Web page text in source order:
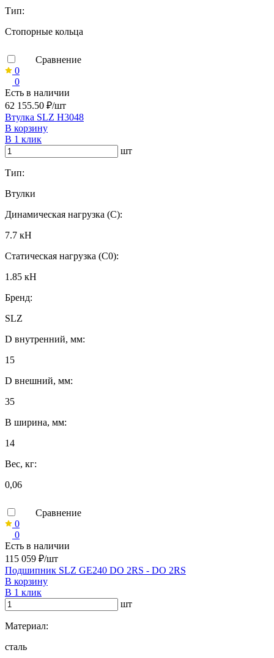
Тип:
Стопорные кольца
Сравнение
0
0
Есть в наличии
62 155.50 ₽/шт
Втулка SLZ H3048
В корзину
В 1 клик
шт
Тип:
Втулки
Динамическая нагрузка (C):
7.7 кН
Статическая нагрузка (C0):
1.85 кН
Бренд:
SLZ
D внутренний, мм:
15
D внешний, мм:
35
B ширина, мм:
14
Вес, кг:
0,06
Сравнение
0
0
Есть в наличии
115 059 ₽/шт
Подшипник SLZ GE240 DO 2RS - DO 2RS
В корзину
В 1 клик
шт
Материал:
сталь